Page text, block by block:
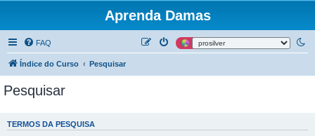
Aprenda Damas
FAQ
Índice do Curso Pesquisar
Pesquisar
TERMOS DA PESQUISA